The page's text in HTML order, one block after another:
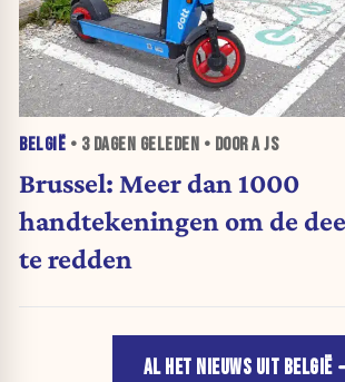
BELGIË • 3 DAGEN GELEDEN • DOOR A JS
Brussel: Meer dan 1000
handtekeningen om de
te redden
AL HET NIEUWS UIT BELGIË